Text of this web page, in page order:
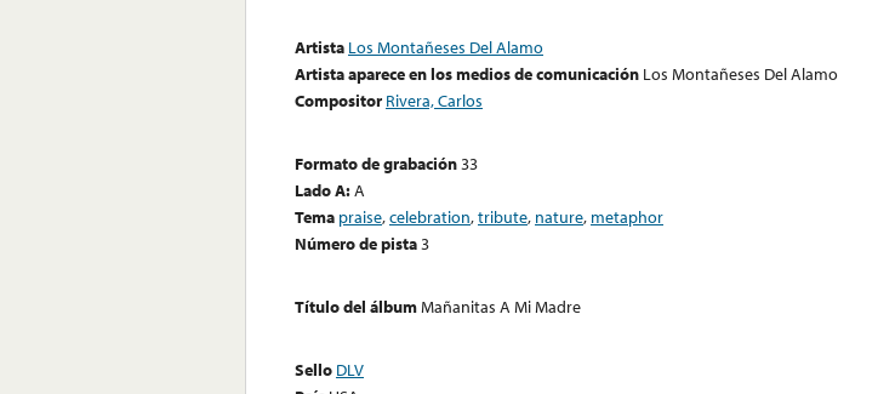
Artista Los Montañeses Del Alamo
Artista aparece en los medios de comunicación Los Montañeses Del Alamo
Compositor Rivera, Carlos
Formato de grabación33
Lado A:A
Tema praise,celebration,tribute, nature, metaphor
Número de pista3
Título del álbumMañanitas A Mi Madre
Sello DLV